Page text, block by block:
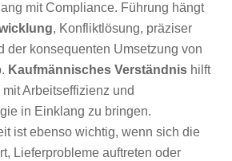
mit Compliance. Führung hängt
, Konfliktlösung, präziser
der konsequenten Umsetzung von
Kaufmännisches Verständnis hilft
Arbeitseffizienz und
in Einklang zu bringen.
ist ebenso wichtig, wenn sich die
Lieferprobleme auftreten oder